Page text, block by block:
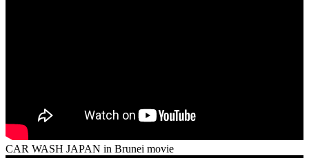
CAR WASH JAPAN in Brunei movie